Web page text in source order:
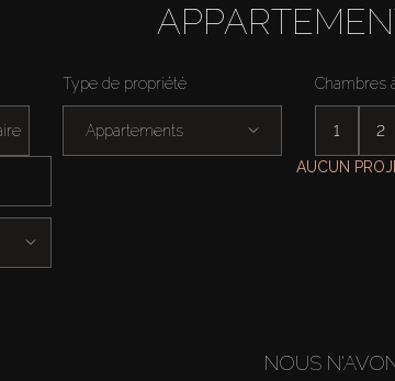
Type de propriété
Appartements
Chambres
1 2
AUCUN
NOUS